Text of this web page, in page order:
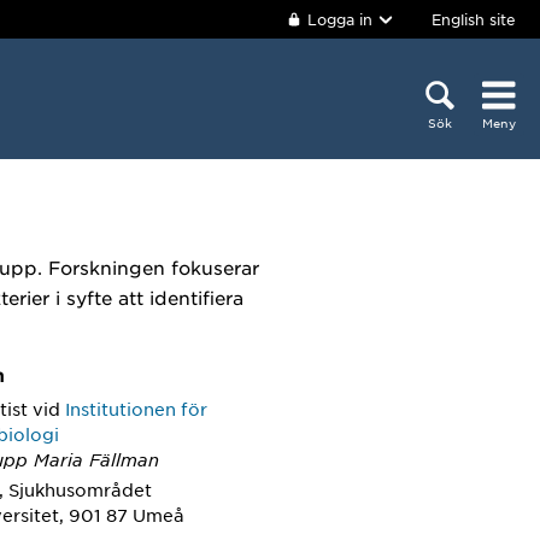
Logga in English site
Sök Meny
Forskningen fokuserar
i syfte att identifiera
vid Institutionen för
Maria Fällman
Sjukhusområdet
901 87 Umeå